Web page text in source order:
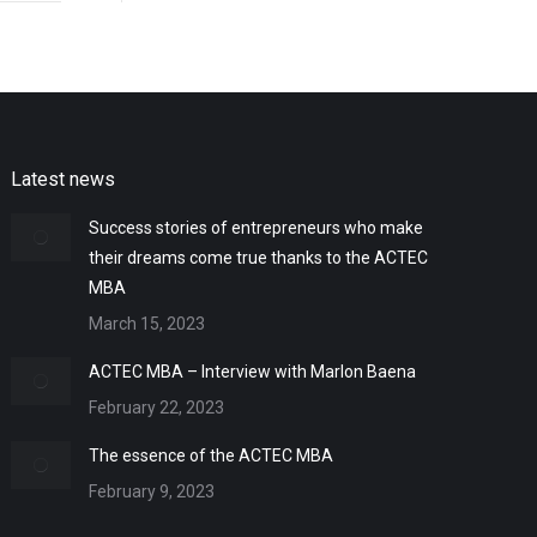
Latest news
Success stories of entrepreneurs who make
their dreams come true thanks to the ACTEC
MBA
March 15, 2023
ACTEC MBA – Interview with Marlon Baena
February 22, 2023
The essence of the ACTEC MBA
February 9, 2023